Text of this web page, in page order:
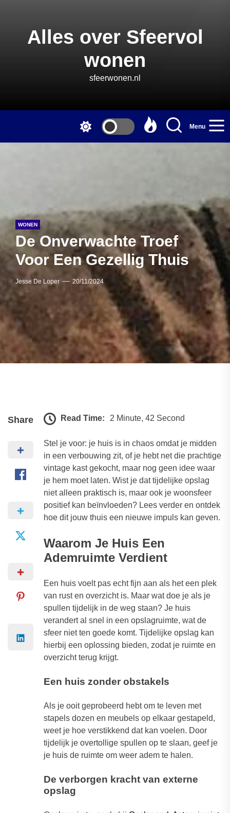
Alles over Sfeervol
wonen
sfeerwonen.nl
Menu
WONEN
De Onverwachte Troef
Voor Een Gezellig Thuis
Jesse De Loper 20/11/2024
Share Read Time: 2 Minute, 42 Second
Stel je voor: je huis is in chaos omdat je midden
in een verbouwing zit, of je hebt net die prachtige
vintage kast gekocht, maar nog geen idee waar
je hem moet laten. Wist je dat tijdelijke opslag
niet alleen praktisch is, maar ook je woonsfeer
positief kan beïnvloeden? Lees verder en ontdek
hoe dit jouw thuis een nieuwe impuls kan geven.
Waarom Je Huis Een
Ademruimte Verdient
Een huis voelt pas echt fijn aan als het een plek
van rust en overzicht is. Maar wat doe je als je
spullen tijdelijk in de weg staan? Je huis
verandert al snel in een opslagruimte, wat de
sfeer niet ten goede komt. Tijdelijke opslag kan
hierbij een oplossing bieden, zodat je ruimte en
overzicht terug krijgt.
Een huis zonder obstakels
Als je ooit geprobeerd hebt om te leven met
stapels dozen en meubels op elkaar gestapeld,
weet je hoe verstikkend dat kan voelen. Door
tijdelijk je overtollige spullen op te slaan, geef je
je huis de ruimte om weer adem te halen.
De verborgen kracht van externe
opslag